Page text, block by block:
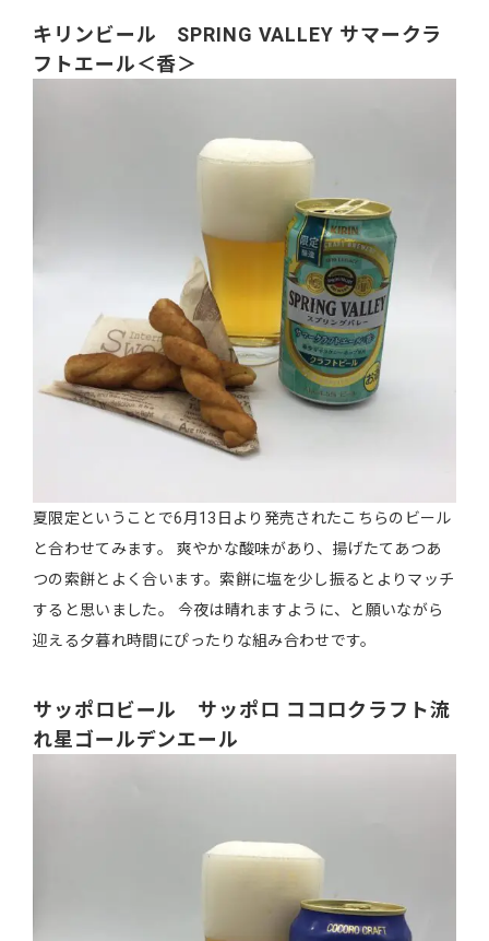
キリンビール SPRING VALLEY サマークラ
フトエール＜香＞
夏限定ということで6月13日より発売されたこちらのビール
と合わせてみます。 爽やかな酸味があり、揚げたてあつあ
つの索餅とよく合います。索餅に塩を少し振るとよりマッチ
すると思いました。 今夜は晴れますように、と願いながら
迎える夕暮れ時間にぴったりな組み合わせです。
サッポロビール サッポロ ココロクラフト流
れ星ゴールデンエール